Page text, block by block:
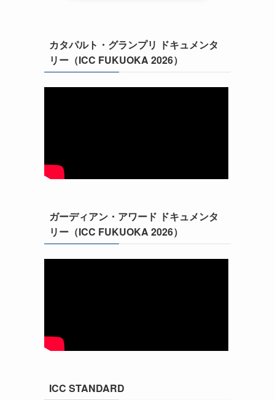
カタパルト・グランプリ ドキュメンタ
リー（ICC FUKUOKA 2026）
ガーディアン・アワード ドキュメンタ
リー（ICC FUKUOKA 2026）
ICC STANDARD